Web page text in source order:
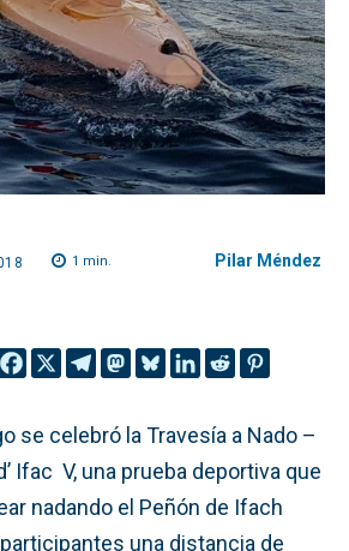
1 min. Pilar Méndez
se celebró la Travesía a Nado –
Ifac V, una prueba deportiva que
nadando el Peñón de Ifach
una distancia de